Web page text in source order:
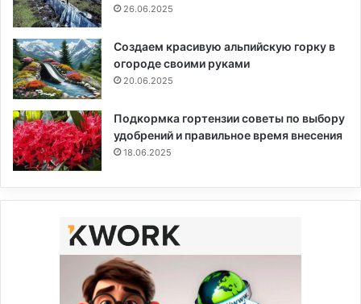
26.06.2025
Создаем красивую альпийскую горку в
огороде своими руками
20.06.2025
Подкормка гортензии советы по выбору
удобрений и правильное время внесения
18.06.2025